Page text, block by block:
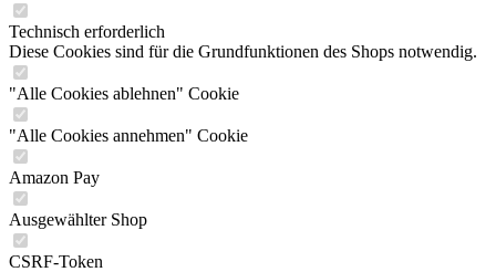
Technisch erforderlich
Diese Cookies sind für die Grundfunktionen des Shops notwendig.
"Alle Cookies ablehnen" Cookie
"Alle Cookies annehmen" Cookie
Amazon Pay
Ausgewählter Shop
CSRF-Token